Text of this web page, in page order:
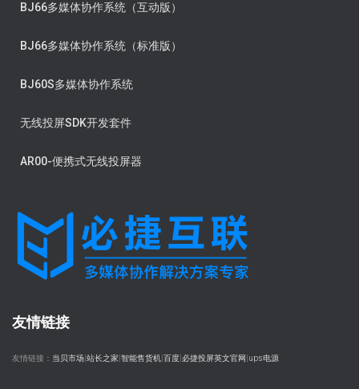
BJ66多媒体协作系统（互动版）
BJ66多媒体协作系统（标准版）
BJ60S多媒体协作系统
无线投屏SDK开发套件
AR00-便携式无线投屏器
友情链接
友情链接： 当贝市场 站长之家 智能售货机 百度 必捷投屏英文官网 ups电源